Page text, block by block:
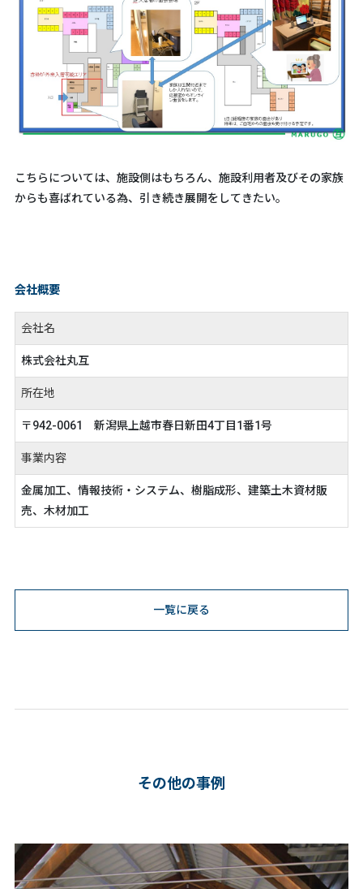
こちらについては、施設側はもちろん、施設利用者及びその家族
からも喜ばれている為、引き続き展開をしてきたい。
会社概要
会社名
株式会社丸互
所在地
〒942-0061 新潟県上越市春日新田4丁目1番1号
事業内容
金属加工、情報技術・システム、樹脂成形、建築土木資材販
売、木材加工
一覧に戻る
その他の事例